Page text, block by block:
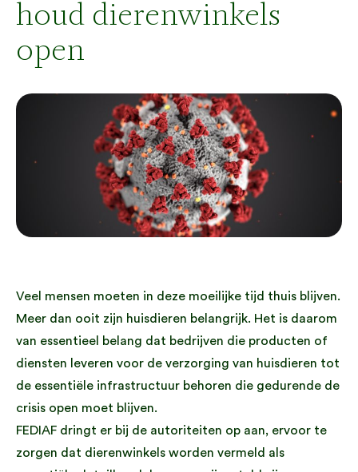
houd dierenwinkels
open
Veel mensen moeten in deze moeilijke tijd thuis blijven.
Meer dan ooit zijn huisdieren belangrijk. Het is daarom
van essentieel belang dat bedrijven die producten of
diensten leveren voor de verzorging van huisdieren tot
de essentiële infrastructuur behoren die gedurende de
crisis open moet blijven.
FEDIAF dringt er bij de autoriteiten op aan, ervoor te
zorgen dat dierenwinkels worden vermeld als